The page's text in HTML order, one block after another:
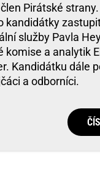
Pirátské
kandidátky
služby Pavla
komise a analytik
Kandidátku dále
a odborníci.